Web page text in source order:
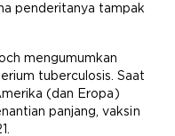
penderitanya tampak
mengumumkan
tuberculosis. Saat
(dan Eropa)
panjang, vaksin